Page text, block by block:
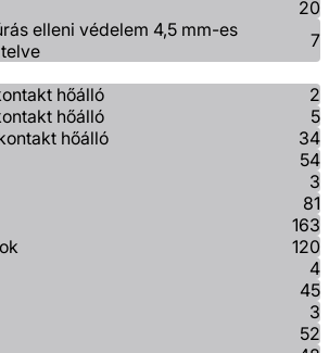
20
elleni védelem 4,5 mm-es
7
hőálló
2
hőálló
5
hőálló
34
54
3
81
163
120
4
45
3
52